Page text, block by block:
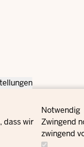
dass wir
Notwendig
Zwingend
zwingend